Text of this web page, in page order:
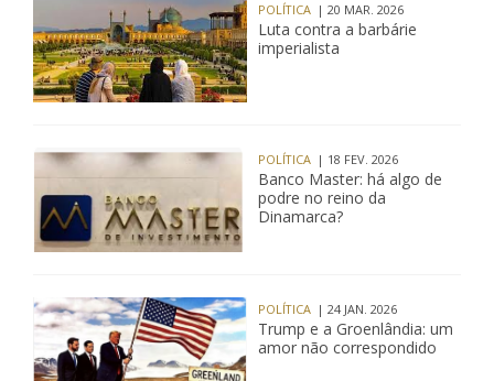
POLÍTICA | 20 MAR. 2026
Luta contra a barbárie
imperialista
POLÍTICA | 18 FEV. 2026
Banco Master: há algo de
podre no reino da
Dinamarca?
POLÍTICA | 24 JAN. 2026
Trump e a Groenlândia: um
amor não correspondido